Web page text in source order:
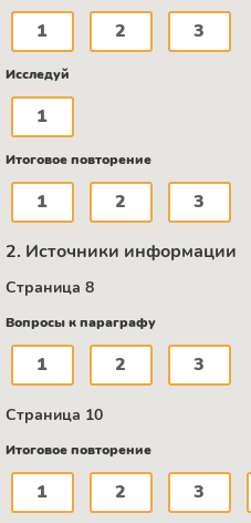
1 2 3
Исследуй
1
Итоговое повторение
1 2 3
2. Источники информации
Страница 8
Вопросы к параграфу
1 2 3
Страница 10
Итоговое повторение
1 2 3